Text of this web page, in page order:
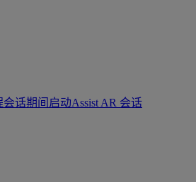
会话期间启动Assist AR 会话